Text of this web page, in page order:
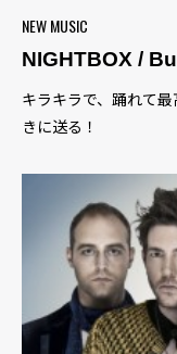
NEW MUSIC
NIGHTBOX /
キラキラで、踊れて
きに送る！